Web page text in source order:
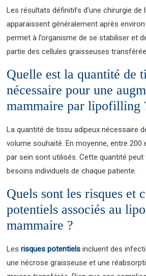
Les résultats définitifs d’une chirurgie de
apparaissent généralement après
permet à l’organisme de se stabiliser et
partie des cellules graisseuses
Quelle est la quantité de
nécessaire pour une
mammaire par lipofilling
La quantité de tissu adipeux nécessaire
volume souhaité. En moyenne, entre 200
par sein sont utilisés. Cette quantité
besoins individuels de chaque patiente.
Quels sont les risques et
potentiels associés au
mammaire ?
Lesrisques potentiels incluent des
une nécrose graisseuse et une